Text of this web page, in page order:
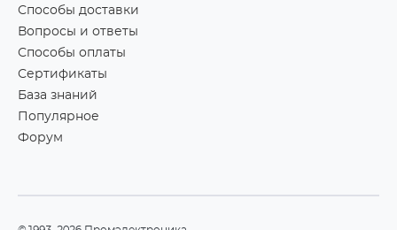
Способы доставки
Вопросы и ответы
Способы оплаты
Сертификаты
База знаний
Популярное
Форум